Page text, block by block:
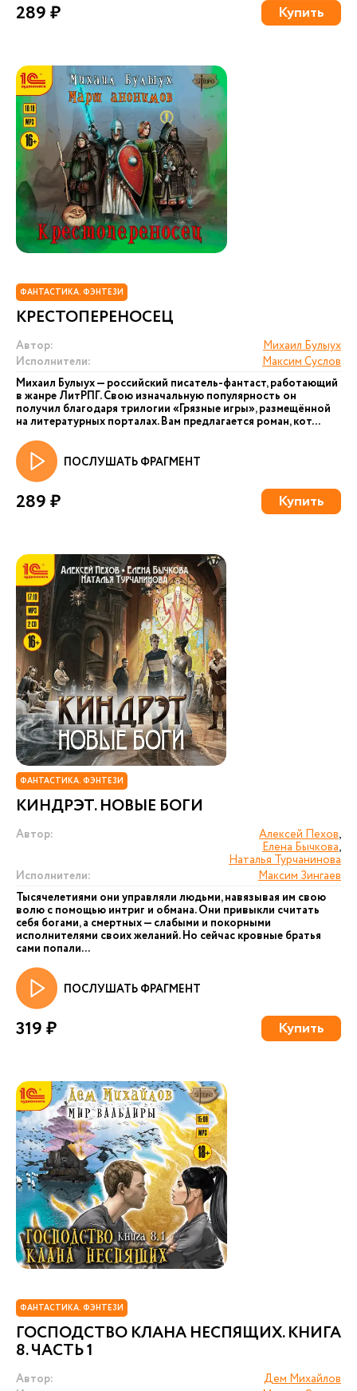
289 ₽ Купить
ФАНТАСТИКА. ФЭНТЕЗИ
КРЕСТОПЕРЕНОСЕЦ
Автор:
Михаил Булыух
Исполнители:
Максим Суслов
Михаил Булыух — российский писатель-фантаст, работающий
в жанре ЛитРПГ. Свою изначальную популярность он
получил благодаря трилогии «Грязные игры», размещённой
на литературных порталах. Вам предлагается роман, кот...
ПОСЛУШАТЬ ФРАГМЕНТ
289 ₽ Купить
ФАНТАСТИКА. ФЭНТЕЗИ
КИНДРЭТ. НОВЫЕ БОГИ
Автор: Алексей Пехов,
Елена Бычкова,
Наталья Турчанинова
Исполнители:
Максим Зингаев
Тысячелетиями они управляли людьми, навязывая им свою
волю с помощью интриг и обмана. Они привыкли считать
себя богами, а смертных — слабыми и покорными
исполнителями своих желаний. Но сейчас кровные братья
сами попали...
ПОСЛУШАТЬ ФРАГМЕНТ
319 ₽ Купить
ФАНТАСТИКА. ФЭНТЕЗИ
ГОСПОДСТВО КЛАНА НЕСПЯЩИХ. КНИГА
8. ЧАСТЬ 1
Автор:
Дем Михайлов